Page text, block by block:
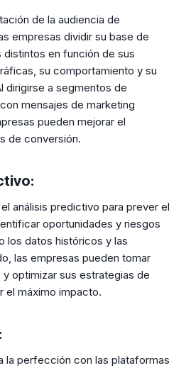
de la audiencia de
empresas dividir su base de
en función de sus
su comportamiento y su
dirigirse a segmentos de
mensajes de marketing
pueden mejorar el
de conversión.
análisis predictivo para prever el
oportunidades y riesgos
los datos históricos y las
las empresas pueden tomar
optimizar sus estrategias de
el máximo impacto.
la perfección con las plataformas